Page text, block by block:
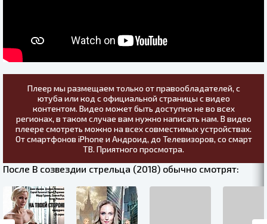
Плеер мы размещаем только от правообладателей, с
ютуба или код с официальной страницы с видео
контентом. Видео может быть доступно не во всех
регионах, в таком случае вам нужно написать нам. В видео
плеере смотреть можно на всех совместимых устройствах.
От смартфонов iPhone и Андроид, до Телевизоров, со смарт
ТВ. Приятного просмотра.
После В созвездии стрельца (2018) обычно смотрят: